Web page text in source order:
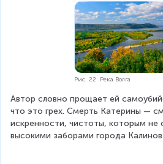
Рис. 22. Река Волга
Автор словно прощает ей
что это грех. Смерть Катерины —
искренности, чистоты, которым не
высокими заборами города